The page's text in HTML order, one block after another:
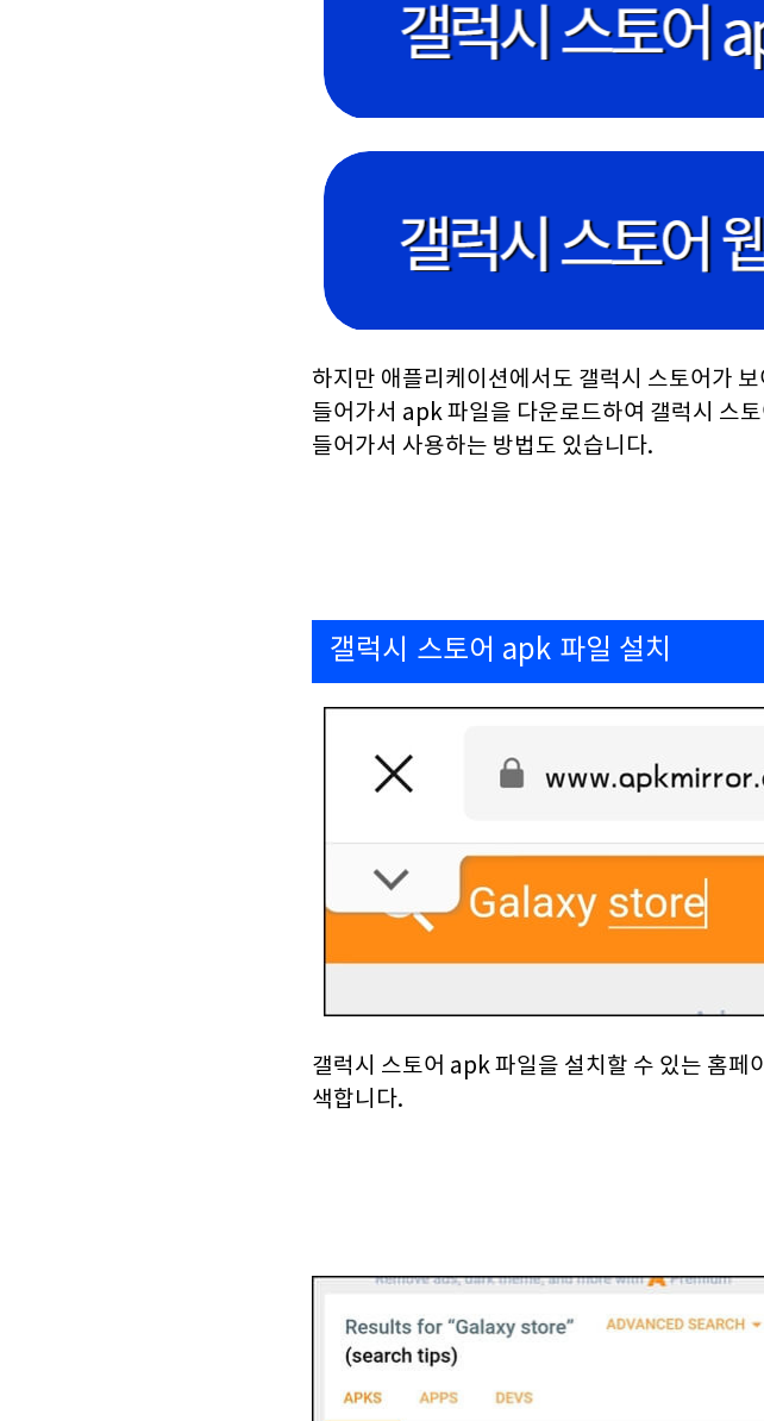
하지만 애플리케이션에서도 갤럭시 스토어가
들어가서 apk 파일을 다운로드하여 갤럭시 스
들어가서 사용하는 방법도 있습니다.
갤럭시 스토어 apk 파일 설치
갤럭시 스토어 apk 파일을 설치할 수 있는 홈
색합니다.